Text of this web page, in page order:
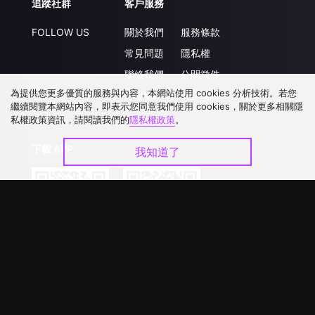
追蹤社群
FOLLOW US
客戶服務
關於我們
常見問題
聯絡我們
升級VIP
服務條款
隱私權
公開徵件
合作洽談
為提供您更多優質的服務與內容，本網站使用 cookies 分析技術。若您
繼續閱覽本網站內容，即表示您同意我們使用 cookies，關於更多相關隱
私權政策資訊，請閱讀我們的隱私權政策。
我知道了